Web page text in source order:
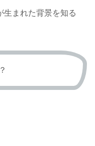
生まれた背景を知る